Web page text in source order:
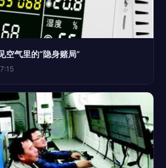
空气里的“隐身赌局”